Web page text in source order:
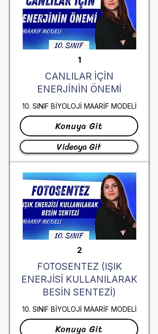
1
CANLILAR İÇİN
ENERJİNİN ÖNEMİ
10. SINIF BİYOLOJİ MAARİF MODELİ
Konuya Git
Videoya Git
2
FOTOSENTEZ (IŞIK
ENERJİSİ KULLANILARAK
BESİN SENTEZİ)
10. SINIF BİYOLOJİ MAARİF MODELİ
Konuya Git